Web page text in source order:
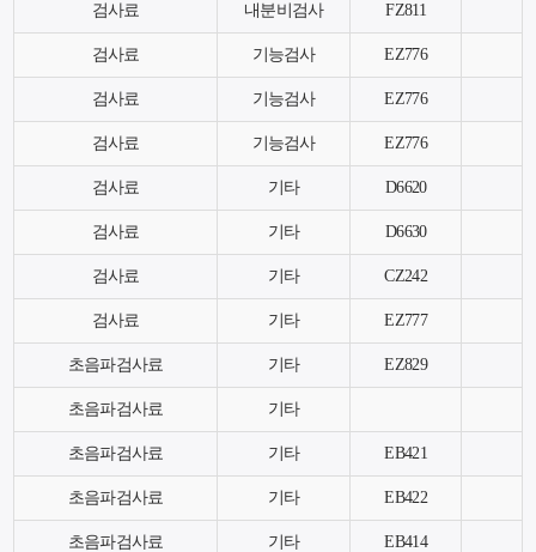
검사료 내분비검사 FZ811
검사료 기능검사 EZ776
검사료 기능검사 EZ776
검사료 기능검사 EZ776
검사료 기타 D6620
검사료 기타 D6630
검사료 기타 CZ242
검사료 기타 EZ777
초음파검사료 기타 EZ829
초음파검사료 기타
초음파검사료 기타 EB421
초음파검사료 기타 EB422
초음파검사료 기타 EB414